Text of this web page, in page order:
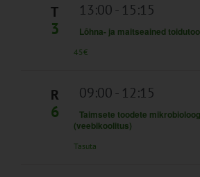
T
3
13:00- 15:15
Lõhna- ja maitseained
45€
R
6
09:00- 12:15
Taimsete toodete
(veebikoolitus)
Tasuta